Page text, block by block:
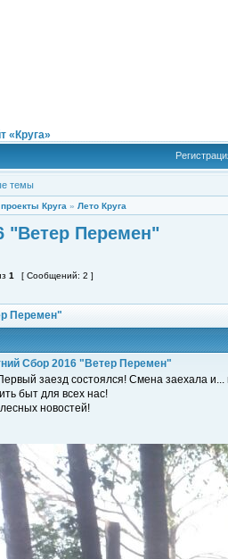
«Круга»
темы
Круга » Лето Круга
"Ветер Перемен"
1 [ Сообщений: 2 ]
Перемен"
Сбор 2016 "Ветер Перемен"
заезд состоялся! Смена заехала
быт для всех нас!
новостей!